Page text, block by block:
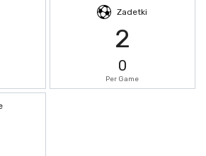
Zadetki
2
0
Per Game